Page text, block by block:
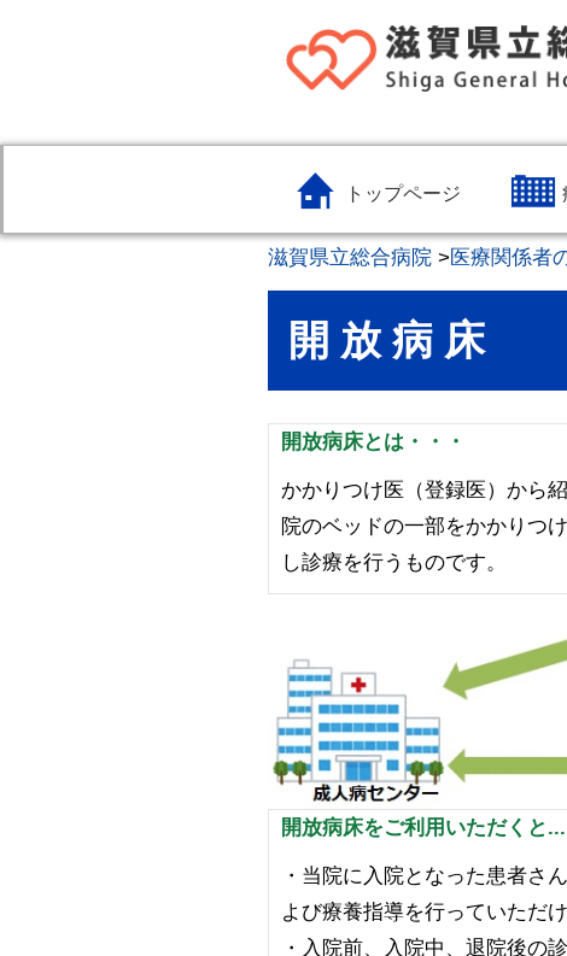
トップページ
滋賀県立総合病院 >医療関係者
開 放 病 床
開放病床とは・・・
かかりつけ医（登録医）から
院のベッドの一部をかかりつ
し診療を行うものです。
開放病床をご利用いただくと...
・当院に入院となった患者さ
よび療養指導を行っていただけ
・入院前、入院中、退院後の